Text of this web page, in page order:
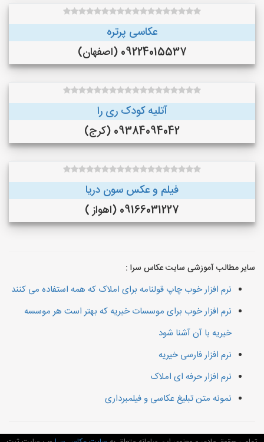
عکاسی پرتره
09224015537 (اصفهان)
آتلیه کودک ری را
09384094042 (کرج)
فیلم و عکس سون دریا
09166031227 (اهواز )
سایر مطالب آموزشی سایت عکاس سرا :
نرم افزار خوب چاپ قولنامه برای املاک که همه استفاده می کنند
نرم افزار خوب برای موسسات خیریه که بهتر است هر موسسه
خیریه با آن آشنا شود
نرم افزار فارسی خیریه
نرم افزار حرفه ای املاک
نمونه متن تبلیغ عکاسی و فیلمبرداری